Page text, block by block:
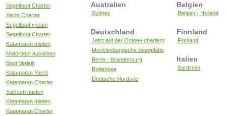
Segelboot Charter
Yacht Charter
Segelboot mieten
Segelboot Charter
Katamaran mieten
Motorboot ausleihen
Boot Verleih
Katamaran Yacht
Katamaran Charter
Yachten mieten
Katamaran mieten
Katamaran Charter
Australien
Sydney
Belgien
Belgien - Holland
Deutschland
Jetzt auf der Ostsee chartern
Mecklenburgische Seenplatte
Berlin - Brandenburg
Bodensee
Deutsche Nordsee
Finnland
Finnland
Italien
Sardinien